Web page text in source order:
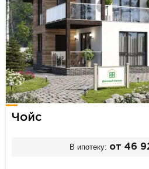
Чойс
В ипотеку: от 46